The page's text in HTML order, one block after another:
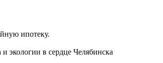
ипотеку.
в сердце Челябинска